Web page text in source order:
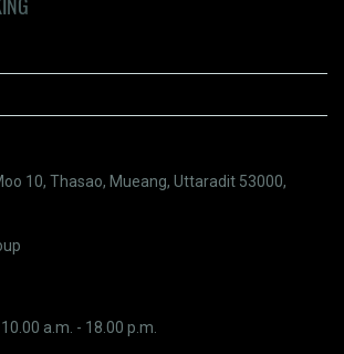
10, Thasao, Mueang, Uttaradit 53000,
a.m. - 18.00 p.m.